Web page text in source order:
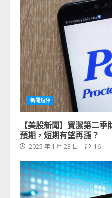
新聞短評
【美股新聞】寶潔第二
預期，短期有望再漲？
2025 年 1 月 23 日 16